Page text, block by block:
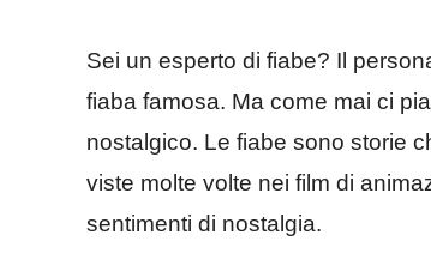
Sei un esperto di fiabe? Il
fiaba famosa. Ma come mai ci
nostalgico. Le fiabe sono storie
viste molte volte nei film di
sentimenti di nostalgia.